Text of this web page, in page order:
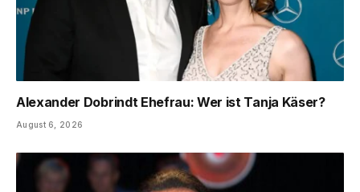
Alexander Dobrindt Ehefrau: Wer ist Tanja Käser?
August 6, 2026